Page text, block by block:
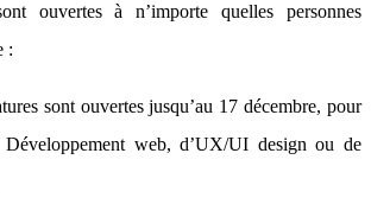
ouvertes à n’importe quelles personnes
:
sont ouvertes jusqu’au 17 décembre, pour
web, d’UX/UI design ou de